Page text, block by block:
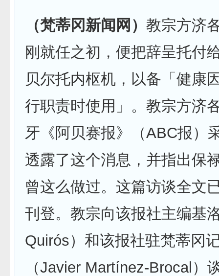
（梵蒂冈新闻网） 教宗方济
刚就任之初，便把辞呈托付
贝尔托内枢机，以备「健康
行职责时使用」。教宗方济
牙《阿贝赛报》（ABC报）
透露了这个消息，并指出保
曾这么做过。这篇访谈全文
刊登。教宗向该报社主编基
Quirós）和该报社驻梵蒂冈
（Javier Martínez-Brocal）